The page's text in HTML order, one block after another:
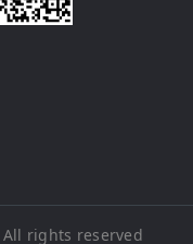
All rights reserved